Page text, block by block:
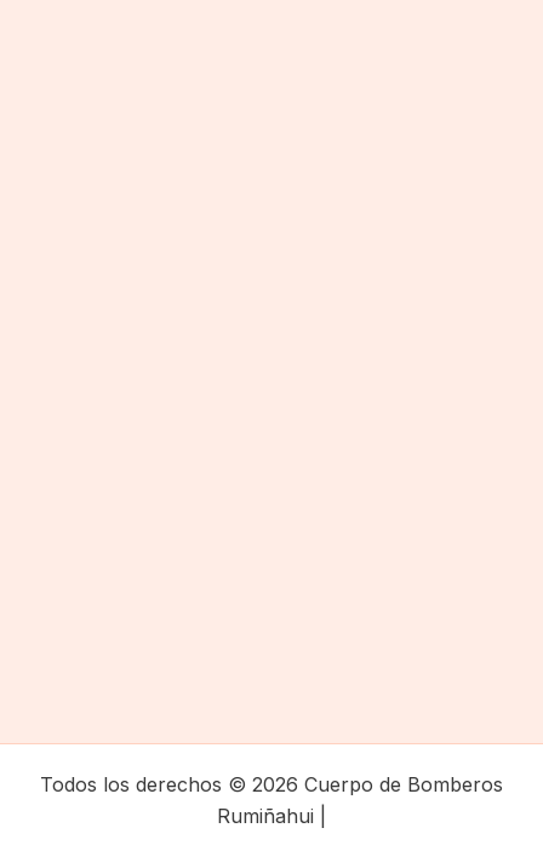
Todos los derechos © 2026 Cuerpo de Bomberos
Rumiñahui |